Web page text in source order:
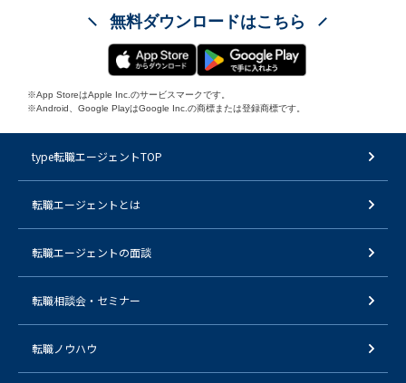
無料ダウンロードはこちら
※App StoreはApple Inc.のサービスマークです。
※Android、Google PlayはGoogle Inc.の商標または登録商標です。
type転職エージェントTOP
転職エージェントとは
転職エージェントの面談
転職相談会・セミナー
転職ノウハウ